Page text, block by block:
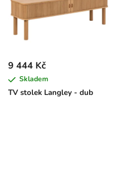
TV stolek Langley - dub
9 444 Kč
Skladem